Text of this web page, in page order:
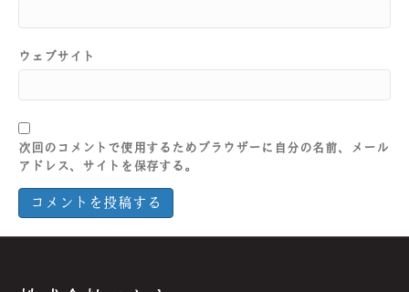
ウェブサイト
次回のコメントで使用するためブラウザーに自分の名前、メール
アドレス、サイトを保存する。